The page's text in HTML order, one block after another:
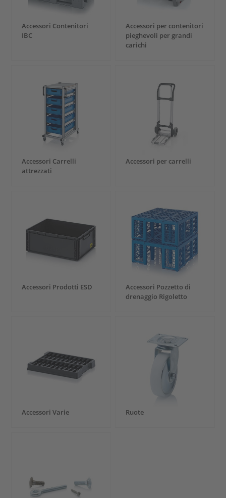
Accessori Contenitori
IBC
Accessori per contenitori
pieghevoli per grandi
carichi
Accessori Carrelli
attrezzati
Accessori per carrelli
Accessori Prodotti ESD
Accessori Pozzetto di
drenaggio Rigoletto
Accessori Varie Ruote